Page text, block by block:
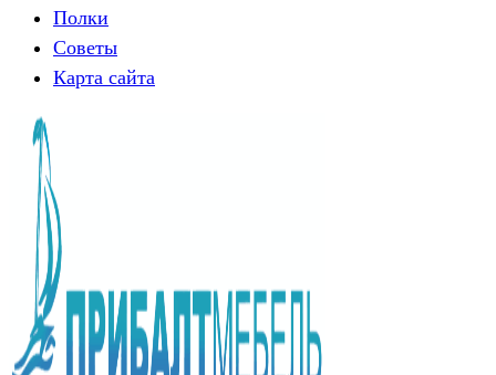
Полки
Советы
Карта сайта